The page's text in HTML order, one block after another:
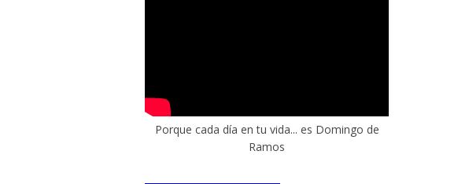
Porque cada día en tu vida... es Domingo de
Ramos